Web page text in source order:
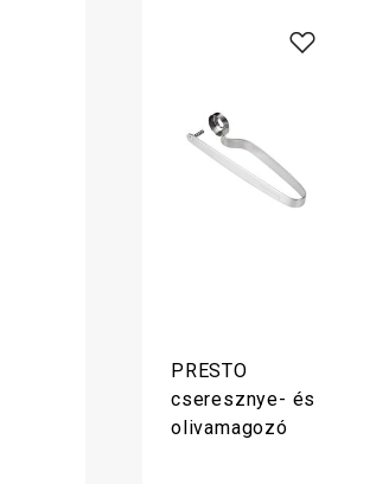
PRESTO
cseresznye- és
olivamagozó